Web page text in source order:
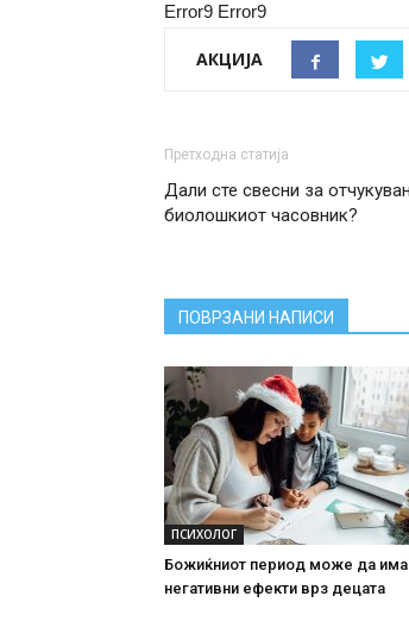
Error9 Error9
АКЦИЈА
Претходна статија
Дали сте свесни за
биолошкиот часовник?
ПОВРЗАНИ НАПИСИ
ПСИХОЛОГ
Божиќниот период може да има
негативни ефекти врз децата